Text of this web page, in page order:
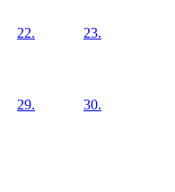
22. 23.
29. 30.